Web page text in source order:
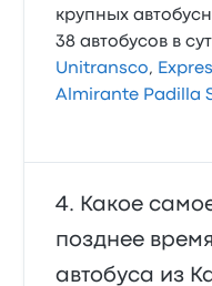
крупных
38 автобусов в
Unitransco,
Almirante Padilla
Какое
позднее
автобуса из